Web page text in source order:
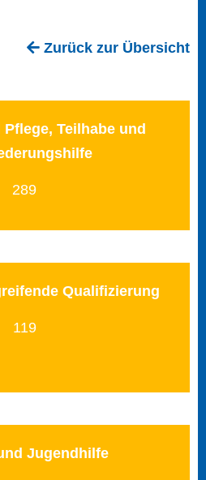
Zurück zur Übersicht
Teilhabe und
289
Qualifizierung
119
Jugendhilfe